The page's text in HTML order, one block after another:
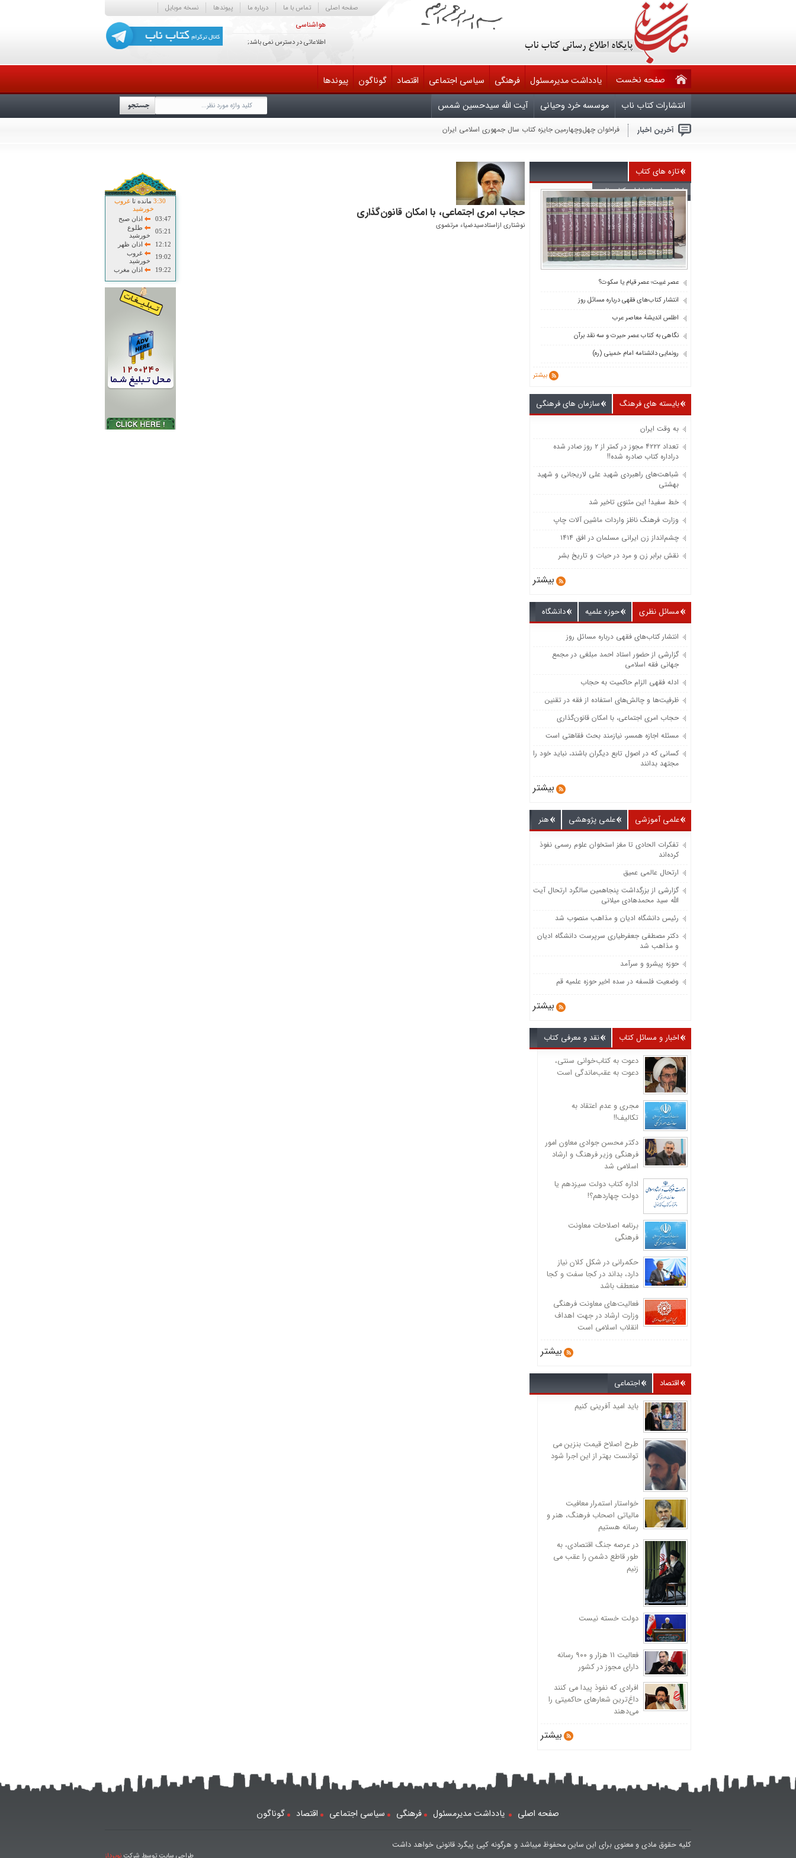
صفحه اصلی تماس با ما درباره ما پیوندها نسخه موبایل
هواشناسی
اطلاعاتی در دسترس نمی باشد;
صفحه نخست یادداشت مدیرمسئول فرهنگی سیاسی اجتماعی اقتصاد گوناگون
پیوندها
انتشارات کتاب ناب
موسسه خرد وحیانی آیت الله سیدحسین شمس
آخرین اخبار فراخوان چهل‌وچهارمین جایزه کتاب سال جمهوری اسلامی ایران
هرکس بخواهد با آمریکا برای صلح مذاکره کند خائن است
جنایتکاران باید بدانند که امر انتقام، متوقّف بر وجود شخص من یا سایر مسئولان نیست
سال روز شهادت چهارمین اختر تابناک آسمان امامت و ولایت تسلیت باد
بیماران سیاسی در قران
آجرک الله یابقیه الله
گزارشی از نشست بعثت خون
تازه های کتاب
تازه های انتشارات کتاب ناب
عصر غیبت؛ عصر قیام یا سکوت؟
انتشار کتاب‌های فقهی درباره مسائل روز
اطلس اندیشۀ معاصر عرب
نگاهی به کتاب عصر حیرت و سه نقد برآن
رونمایی دانشنامه امام خمینی (ره)
بیشتر
بایسته های فرهنگ سازمان های فرهنگی
به وقت ایران
تعداد ۴۲۲۲ مجوز در کمتر از ۲ روز صادر شده
دراداره کتاب صادره شده!!
شباهت‌های راهبردی شهید علی لاریجانی و شهید
بهشتی
خط سفید! این مثنوی تاخیر شد
وزارت فرهنگ ناظز واردات ماشین‌ آلات چاپ
چشم‌انداز زن ایرانی مسلمان در افق ۱۴۱۴
نقش برابر زن و مرد در حیات و تاریخ بشر
بیشتر
مسائل نظری حوزه علمیه دانشگاه
انتشار کتاب‌های فقهی درباره مسائل روز
گزارشی از حضور استاد احمد مبلغی در مجمع
جهانی فقه اسلامی
ادله فقهی الزام حاکمیت به حجاب
ظرفیت‌‌ها و چالش‌‌های استفاده از فقه در تقنین
حجاب امری اجتماعی، با امکان قانون‌گذاری
مسئله اجازه همسر، نیازمند بحث فقاهتی است
کسانی که در اصول تابع دیگران باشند، نباید خود را
مجتهد بدانند
بیشتر
علمی آموزشی علمی پژوهشی هنر
تفکرات الحادی تا مغز استخوان علوم رسمی نفوذ
کرده‌اند
ارتحال عالمی عمیق
گزارشی از بزرگداشت پنجاهمین سالگرد ارتحال آیت
الله سید محمدهادی میلانی
رئیس دانشگاه ادیان و مذاهب منصوب شد
دکتر مصطفی جعفرطیاری سرپرست دانشگاه ادیان
و مذاهب شد
حوزه پیشرو و سرآمد
وضعیت فلسفه در سده اخیر حوزه علمیه قم
بیشتر
اخبار و مسائل کتاب نقد و معرفی کتاب
دعوت به کتاب‌خوانی سنتی،
دعوت به عقب‌ماندگی است
مجری و عدم اعتقاد به
تکالیف!!
دکتر محسن جوادی معاون امور
فرهنگی وزیر فرهنگ و ارشاد
اسلامی شد
اداره کتاب دولت سیزدهم یا
دولت چهاردهم؟!
برنامه اصلاحات معاونت
فرهنگی
حکمرانی در شکل کلان نیاز
دارد، بداند در کجا سفت و کجا
منعطف باشد
فعالیت‌های معاونت فرهنگی
وزارت ارشاد در جهت اهداف
انقلاب اسلامی است
بیشتر
اقتصاد اجتماعی
باید امید آفرینی کنیم
طرح اصلاح قیمت بنزین می
توانست بهتر از این اجرا شود
خواستار استمرار معافیت
مالیاتی اصحاب فرهنگ، هنر و
رسانه هستیم
در عرصه جنگ اقتصادی، به
طور قاطع دشمن را عقب می
زنیم
دولت خسته نیست
فعالیت 11 هزار و ۹۰۰ رسانه
دارای مجوز در کشور
افرادی که نفوذ پیدا می کنند
داغ‌ترین شعارهای حاکمیتی را
می‌دهند
بیشتر
3:30 مانده تاغروب
خورشید
03:47
اذان صبح
05:21
طلوع
خورشید
12:12
اذان ظهر
19:02
غروب
خورشید
19:22
اذان مغرب
حجاب امری اجتماعی، با امکان قانون‌گذاری
نوشتاری ازاستادسیدضیاء مرتضوی
صفحه اصلی یادداشت مدیرمسئول فرهنگی سیاسی اجتماعی اقتصاد گوناگون
کلیه حقوق مادی و معنوی برای این ساین محفوظ میباشد و هرگونه کپی پیگرد قانونی خواهد داشت
طراحی سایت توسط شرکتنوپرداز